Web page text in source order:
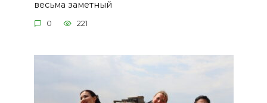
весьма заметный
0 221